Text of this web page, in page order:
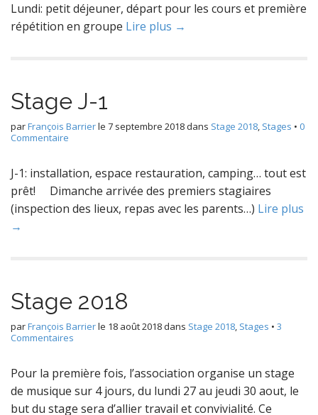
Lundi: petit déjeuner, départ pour les cours et première
répétition en groupe Lire plus →
Stage J-1
parFrançois Barrierle 7 septembre 2018dans Stage 2018, Stages • 0
Commentaire
J-1: installation, espace restauration, camping… tout est
prêt! Dimanche arrivée des premiers stagiaires
(inspection des lieux, repas avec les parents…) Lire plus
→
Stage 2018
parFrançois Barrierle 18 août 2018dans Stage 2018, Stages • 3
Commentaires
Pour la première fois, l’association organise un stage
de musique sur 4 jours, du lundi 27 au jeudi 30 aout, le
but du stage sera d’allier travail et convivialité. Ce